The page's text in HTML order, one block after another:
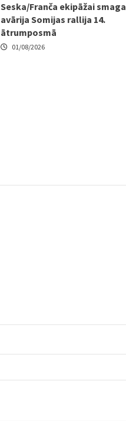
Seska/Franča ekipāžai smaga
avārija Somijas rallija 14.
ātrumposmā
01/08/2026